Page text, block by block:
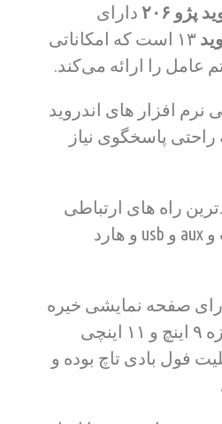
۲۰۶
دارای
است که امکاناتی
عامل را ارائه می‌کند.
نرم افزار های اندروید
راحتی پاسخگوی نیاز
راه های ارتباطی
مانند Wifi و بلوتوث و aux و usb و هارد
صفحه نمایشی خیره
کننده و زیبا در اندازه ۹ اینچ و ۱۱ اینچی
فول بادی تاچ بوده و